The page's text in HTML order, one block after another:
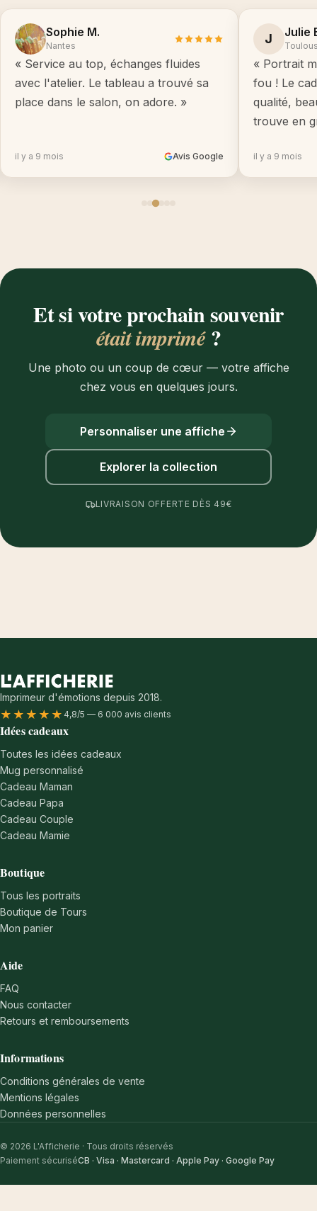
Sophie M.
Nantes
« Service au top, échanges fluides
avec l'atelier. Le tableau a trouvé sa
place dans le salon, on adore. »
il y a 9 mois Avis Google
J Julie
« Portrait
fou ! Le
qualité,
trouve en
il y a 9 mois
Et si votre prochain souvenir
était imprimé?
Une photo ou un coup de cœur — votre affiche
chez vous en quelques jours.
Personnaliser une affiche
Explorer la collection
LIVRAISON OFFERTE DÈS 49€
Imprimeur d'émotions depuis 2018.
★★★★★ 4,8/5 — 6 000 avis clients
Idées cadeaux
Toutes les idées cadeaux
Mug personnalisé
Cadeau Maman
Cadeau Papa
Cadeau Couple
Cadeau Mamie
Boutique
Tous les portraits
Boutique de Tours
Mon panier
Aide
FAQ
Nous contacter
Retours et remboursements
Informations
Conditions générales de vente
Mentions légales
Données personnelles
© 2026 L'Afficherie · Tous droits réservés
Paiement sécuriséCB · Visa · Mastercard · Apple Pay · Google Pay